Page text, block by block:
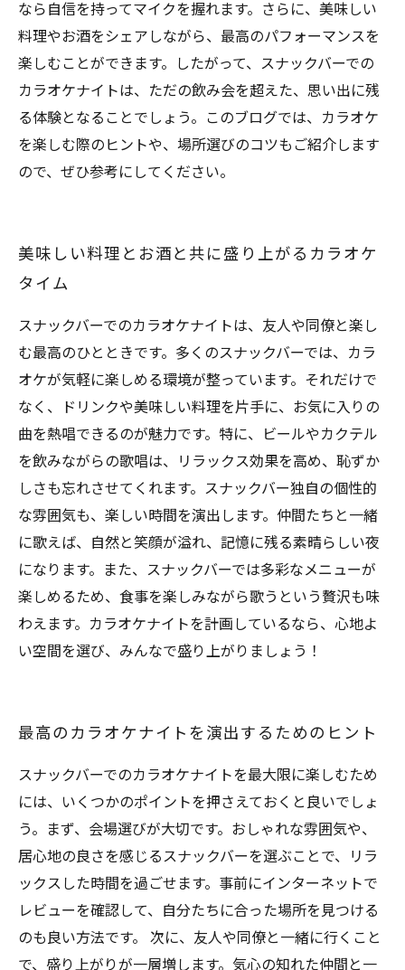
なら自信を持ってマイクを握れます。さらに、美味しい
料理やお酒をシェアしながら、最高のパフォーマンスを
楽しむことができます。したがって、スナックバーでの
カラオケナイトは、ただの飲み会を超えた、思い出に残
る体験となることでしょう。このブログでは、カラオケ
を楽しむ際のヒントや、場所選びのコツもご紹介します
ので、ぜひ参考にしてください。
美味しい料理とお酒と共に盛り上がるカラオケ
タイム
スナックバーでのカラオケナイトは、友人や同僚と楽し
む最高のひとときです。多くのスナックバーでは、カラ
オケが気軽に楽しめる環境が整っています。それだけで
なく、ドリンクや美味しい料理を片手に、お気に入りの
曲を熱唱できるのが魅力です。特に、ビールやカクテル
を飲みながらの歌唱は、リラックス効果を高め、恥ずか
しさも忘れさせてくれます。スナックバー独自の個性的
な雰囲気も、楽しい時間を演出します。仲間たちと一緒
に歌えば、自然と笑顔が溢れ、記憶に残る素晴らしい夜
になります。また、スナックバーでは多彩なメニューが
楽しめるため、食事を楽しみながら歌うという贅沢も味
わえます。カラオケナイトを計画しているなら、心地よ
い空間を選び、みんなで盛り上がりましょう！
最高のカラオケナイトを演出するためのヒント
スナックバーでのカラオケナイトを最大限に楽しむため
には、いくつかのポイントを押さえておくと良いでしょ
う。まず、会場選びが大切です。おしゃれな雰囲気や、
居心地の良さを感じるスナックバーを選ぶことで、リラ
ックスした時間を過ごせます。事前にインターネットで
レビューを確認して、自分たちに合った場所を見つける
のも良い方法です。 次に、友人や同僚と一緒に行くこと
で、盛り上がりが一層増します。気心の知れた仲間と一